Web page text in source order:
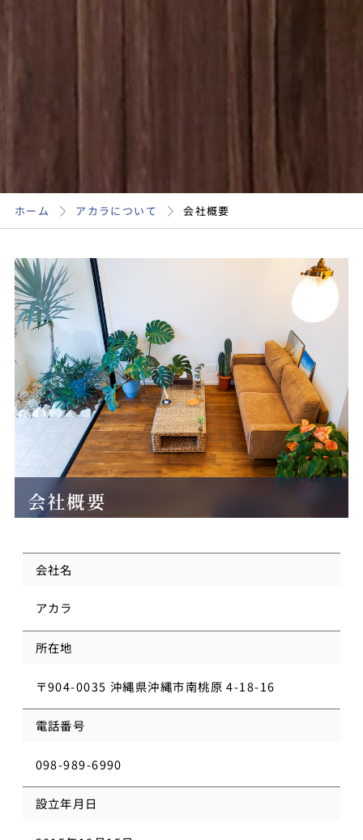
ホーム アカラについて 会社概要
会社概要
会社名
アカラ
所在地
〒904-0035 沖縄県沖縄市南桃原 4-18-16
電話番号
098-989-6990
設立年月日